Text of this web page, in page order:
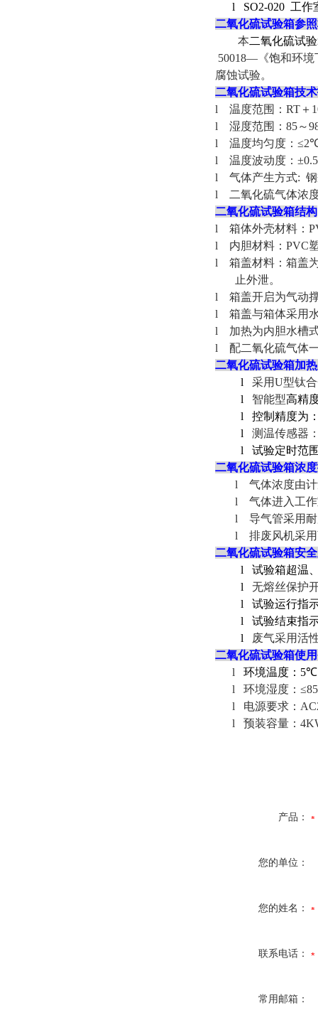
l
SO2-020 工作
二氧化硫试验箱参
本二氧化硫试验
50018—《饱和环境
腐蚀试验。
二氧化硫试验箱技术
l
温度范围： RT ＋
l
湿度范围： 85～
l
温度均匀度： ≤2
l
温度波动度：±0.5
l
气体产生方式:
l
二氧化硫气体浓
二氧化硫试验箱结构
l
箱体外壳材料：
l
内胆材料： PVC
l
箱盖材料：箱盖
止外泄。
l
箱盖开启为气动
l
箱盖与箱体采用
l
加热为内胆水槽
l
配二氧化硫气体
二氧化硫试验箱加
l
采用U型钛
l
智能型高精
l
控制精度为
l
测温传感器
l
试验定时范
二氧化硫试验箱浓
l
气体浓度由
l
气体进入工
l
导气管采用
l
排废风机采
二氧化硫试验箱安
l
试验箱超温
l
无熔丝保护
l
试验运行指
l
试验结束指
l
废气采用活
二氧化硫试验箱使
l
环境温度： 5℃
l
环境湿度：≤
l
电源要求：
l
预装容量：
产品：
您的单位：
您的姓名：
联系电话：
常用邮箱：